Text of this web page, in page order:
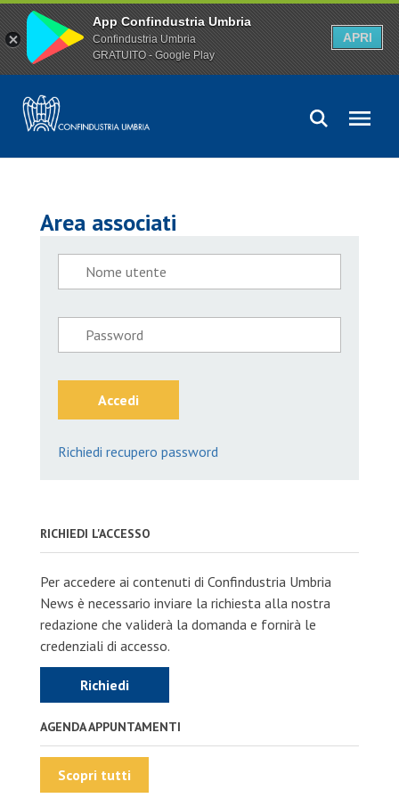
Area associati
Accedi
Richiedi recupero password
RICHIEDI L'ACCESSO
Per accedere ai contenuti di Confindustria Umbria
News è necessario inviare la richiesta alla nostra
redazione che validerà la domanda e fornirà le
credenziali di accesso.
Richiedi
AGENDA APPUNTAMENTI
Scopri tutti
App Confindustria Umbria
Confindustria Umbria
GRATUITO - Google Play
APRI